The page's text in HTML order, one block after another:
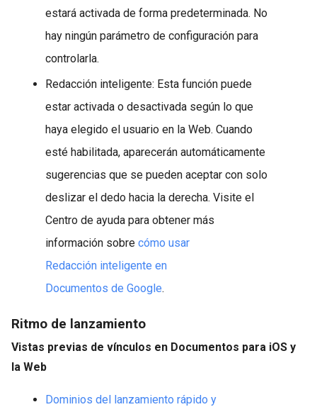
estará activada de forma predeterminada. No
hay ningún parámetro de configuración para
controlarla.
Redacción inteligente: Esta función puede
estar activada o desactivada según lo que
haya elegido el usuario en la Web. Cuando
esté habilitada, aparecerán automáticamente
sugerencias que se pueden aceptar con solo
deslizar el dedo hacia la derecha. Visite el
Centro de ayuda para obtener más
información sobre cómo usar
Redacción inteligente en
Documentos de Google.
Ritmo de lanzamiento
Vistas previas de vínculos en Documentos para iOS y
la Web
Dominios del lanzamiento rápido y